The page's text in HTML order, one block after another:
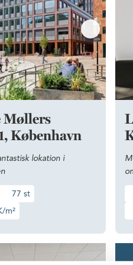
Møllers
København
lokation i
77 st
m²
Fleksible løsninger i et